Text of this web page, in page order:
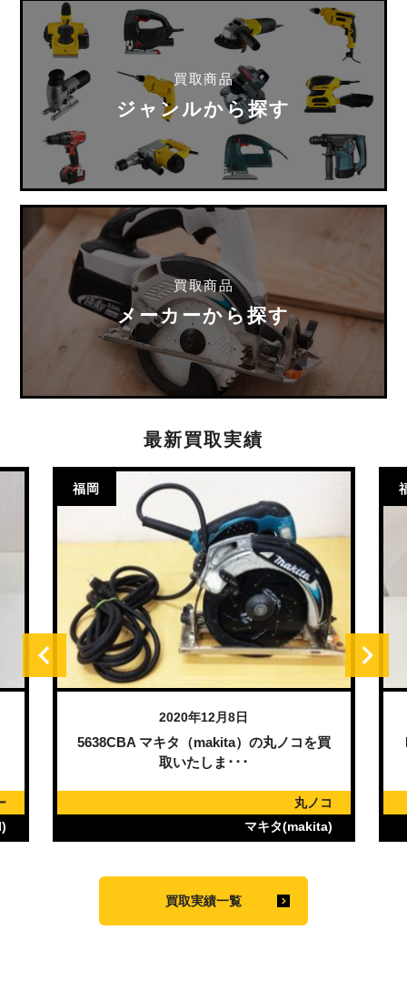
買取商品
ジャンルから探す
買取商品
メーカーから探す
最新買取実績
福岡
2020年12月8日
5638CBA マキタ（makita）の丸ノコを買
取いたしま･･･
丸ノコ
マキタ(makita)
買取実績一覧